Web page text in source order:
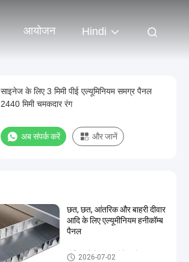
आयोजन Hindi
साइनेज के लिए 3 मिमी पीई एल्यूमिनियम समग्र पैनल
2440 मिमी चमकदार रंग
अब संपर्क करें और जानें
छत, छत, आंतरिक और बाहरी दीवार
आदि के लिए एल्यूमीनियम हनीकॉम्ब
पैनल
पीई एल्यूमिनियम कम्पोजिट पैनल
2026-07-02